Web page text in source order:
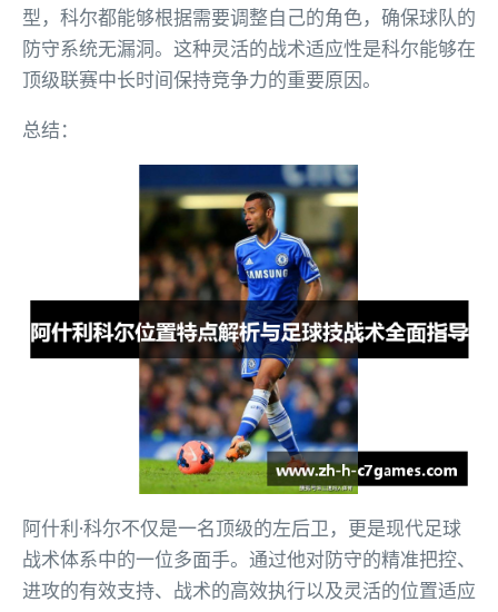
型，科尔都能够根据需要调整自己的角色，确保球队的
防守系统无漏洞。这种灵活的战术适应性是科尔能够在
顶级联赛中长时间保持竞争力的重要原因。
总结：
阿什利·科尔不仅是一名顶级的左后卫，更是现代足球
战术体系中的一位多面手。通过他对防守的精准把控、
进攻的有效支持、战术的高效执行以及灵活的位置适应